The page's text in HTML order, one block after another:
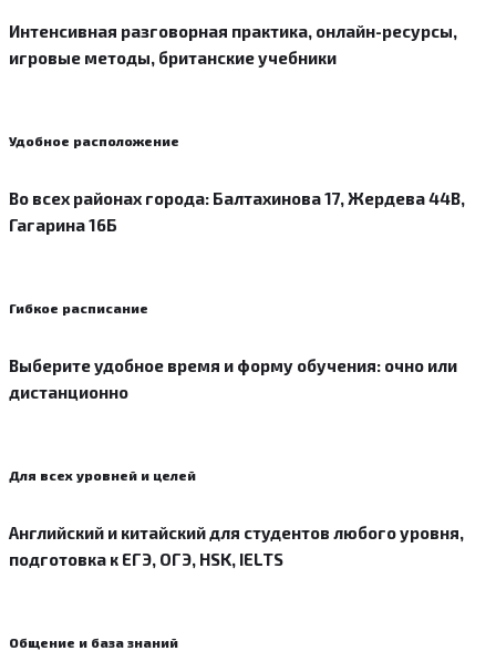
Интенсивная разговорная практика, онлайн-ресурсы,
игровые методы, британские учебники
Удобное расположение
Во всех районах города: Балтахинова 17, Жердева 44В,
Гагарина 16Б
Гибкое расписание
Выберите удобное время и форму обучения: очно или
дистанционно
Для всех уровней и целей
Английский и китайский для студентов любого уровня,
подготовка к ЕГЭ, ОГЭ, HSK, IELTS
Общение и база знаний